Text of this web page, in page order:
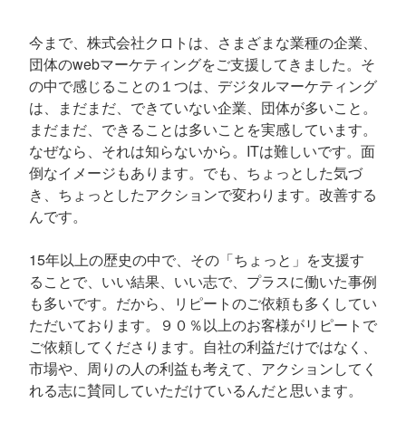
今まで、株式会社クロトは、さまざまな業種の企業、
団体のwebマーケティングをご支援してきました。そ
の中で感じることの１つは、デジタルマーケティング
は、まだまだ、できていない企業、団体が多いこと。
まだまだ、できることは多いことを実感しています。
なぜなら、それは知らないから。ITは難しいです。面
倒なイメージもあります。でも、ちょっとした気づ
き、ちょっとしたアクションで変わります。改善する
んです。
15年以上の歴史の中で、その「ちょっと」を支援す
ることで、いい結果、いい志で、プラスに働いた事例
も多いです。だから、リピートのご依頼も多くしてい
ただいております。９０％以上のお客様がリピートで
ご依頼してくださります。自社の利益だけではなく、
市場や、周りの人の利益も考えて、アクションしてく
れる志に賛同していただけているんだと思います。